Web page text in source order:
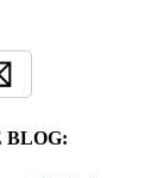
BLOG: